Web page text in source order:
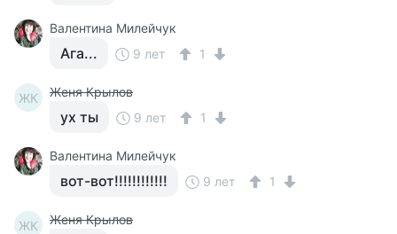
Валентина Милейчук
Ага... 9 лет 1
ЖК Женя Крылов
ух ты 9 лет 1
Валентина Милейчук
вот-вот!!!!!!!!!!!! 9 лет 1
ЖК Женя Крылов